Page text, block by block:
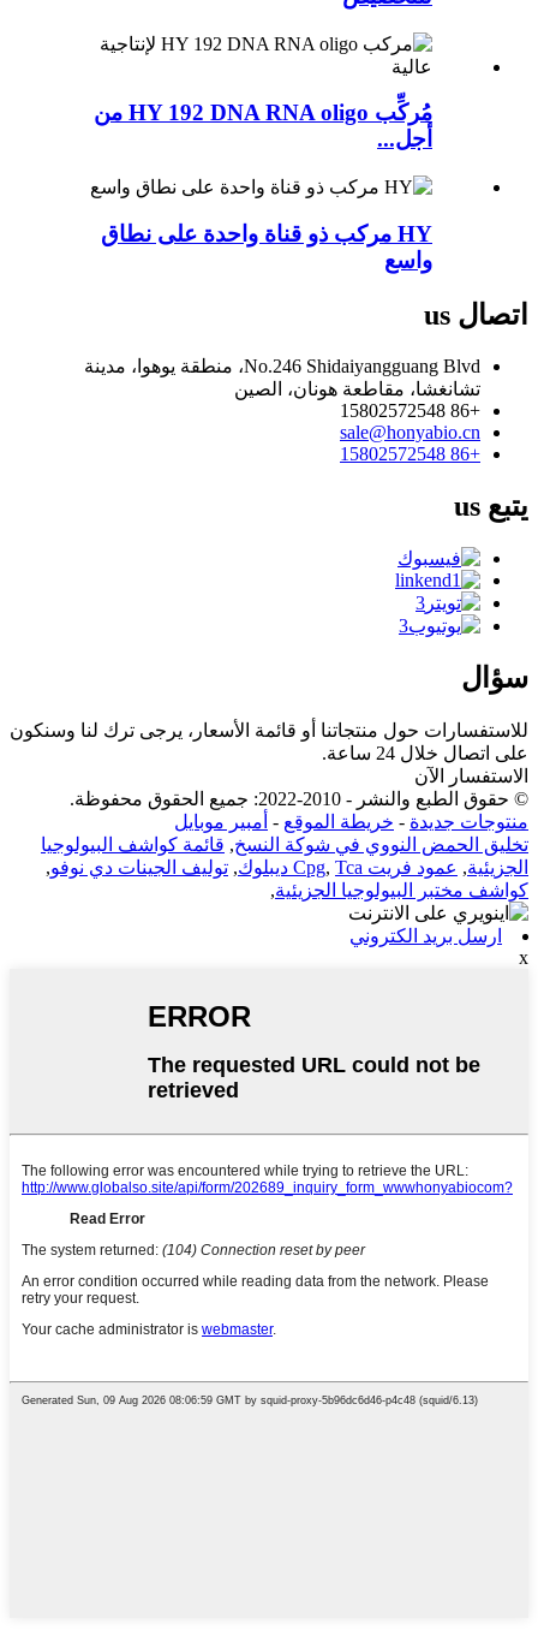
مُركِّب HY 192 DNA RNA oligo من
أجل...
HY مركب ذو قناة واحدة على نطاق
واسع
اتصال
No.246 Shidaiyangguang Blvd، منطقة يوهوا، مدينة
تشانغشا، مقاطعة هونان، الصين
+86 15802572548
sale@honyabio.cn
+86 15802572548
يتبع
سؤال
للاستفسارات حول منتجاتنا أو قائمة الأسعار، يرجى ترك لنا وسنكون
على اتصال خلال 24 ساعة.
الاستفسار الآن
© حقوق الطبع والنشر - 2010-2022: جميع الحقوق محفوظة.
منتوجات جديدة - خريطة الموقع - أمبير موبايل
تخليق الحمض النووي في شوكة النسخ, قائمة كواشف البيولوجيا
الجزيئية, عمود فريت Cpg , Tca ديبلوك , توليف الجينات دي نوفو,
كواشف مختبر البيولوجيا الجزيئية,
ارسل بريد الكتروني
x